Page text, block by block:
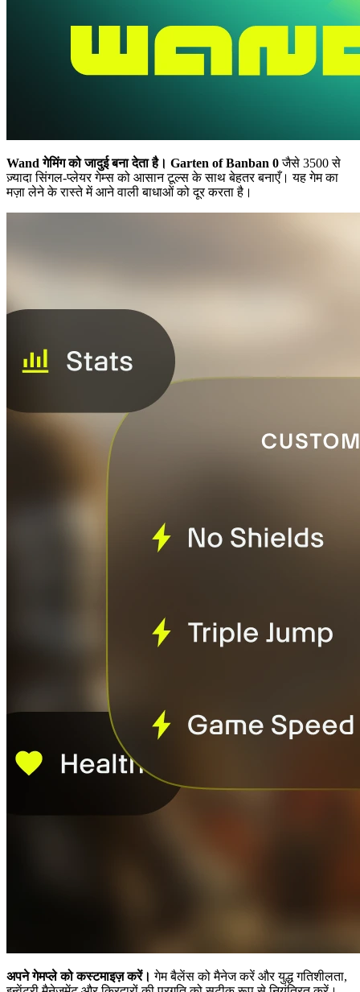
Wand गेमिंग को जादुई बना देता है। Garten of Banban 0जैसे 3500 से
ज़्यादा सिंगल-प्लेयर गेम्स को आसान टूल्स के साथ बेहतर बनाएँ। यह गेम का
मज़ा लेने के रास्ते में आने वाली बाधाओं को दूर करता है।
अपने गेमप्ले को कस्टमाइज़ करें। गेम बैलेंस को मैनेज करें और युद्ध गतिशीलता,